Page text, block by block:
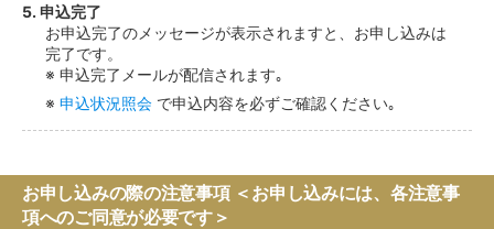
5. 申込完了
お申込完了のメッセージが表示されますと、お申し込みは
完了です。
申込完了メールが配信されます｡
申込状況照会 で申込内容を必ずご確認ください｡
お申し込みの際の注意事項 ＜お申し込みには、各注意事
項へのご同意が必要です＞